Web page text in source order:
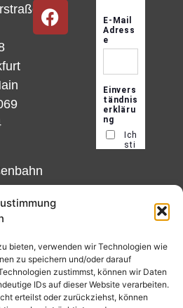
bieten, verwenden wir Technologien wie
zu speichern und/oder darauf
zustimmst, können wir Daten
IDs auf dieser Website verarbeiten.
erteilst oder zurückziehst, können